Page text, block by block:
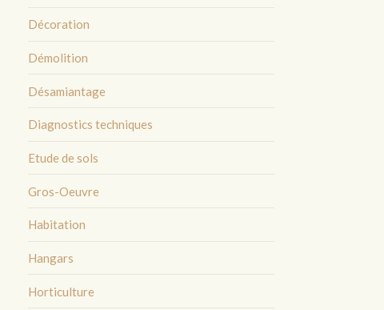
Décoration
Démolition
Désamiantage
Diagnostics techniques
Etude de sols
Gros-Oeuvre
Habitation
Hangars
Horticulture